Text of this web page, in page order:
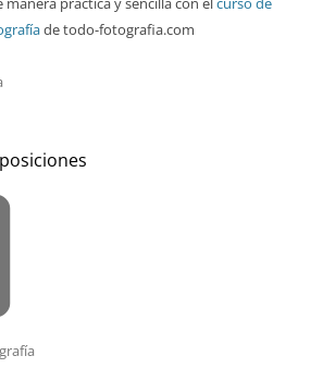
de todo-fotografia.com